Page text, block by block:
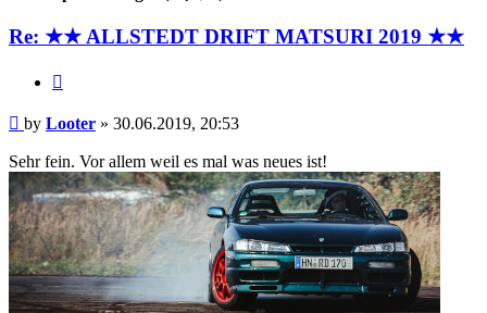
Re: ★★ ALLSTEDT DRIFT MATSURI 2019 ★★
Post
by Looter » 30.06.2019, 20:53
Sehr fein. Vor allem weil es mal was neues ist!